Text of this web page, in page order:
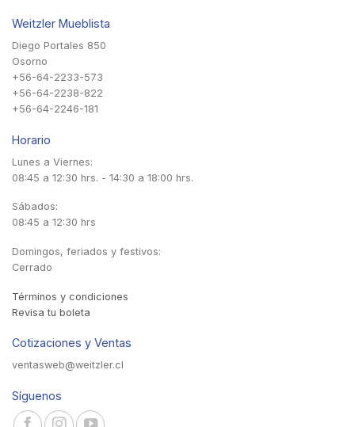
Weitzler Mueblista
Diego Portales 850
Osorno
+56-64-2233-573
+56-64-2238-822
+56-64-2246-181
Horario
Lunes a Viernes:
08:45 a 12:30 hrs. - 14:30 a 18:00 hrs.
Sábados:
08:45 a 12:30 hrs
Domingos, feriados y festivos:
Cerrado
Términos y condiciones
Revisa tu boleta
Cotizaciones y Ventas
ventasweb@weitzler.cl
Síguenos